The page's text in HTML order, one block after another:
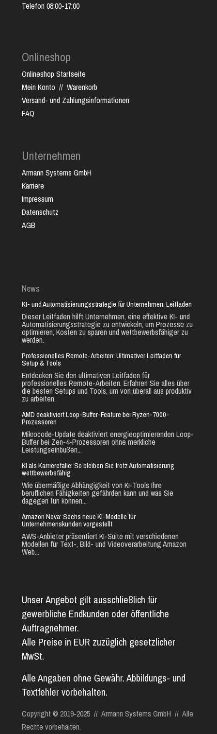
Telefon 08:00-17:00
Onlineshop
Onlineshop Startseite
Mein Konto // Warenkorb
Versand- und Zahlungsinformationen
FAQ
Unternehmen
Armann Systems GmbH
Karriere
Impressum
Datenschutz
AGB
News
KI- und Automatisierungsstrategie für Unternehmen: Leitfaden
Dieser Leitfaden hilft Unternehmen, eine effektive KI- und
Automatisierungsstrategie zu entwickeln, um Prozesse zu
optimieren, Kosten zu sparen und wettbewerbsfähiger zu
werden.
Professionelles Remote-Arbeiten: Ultimativer Leitfaden für
Setup & Tools
Entdecken Sie den ultimativen Leitfaden für
professionelles Remote-Arbeiten. Erfahren Sie alles über
die besten Setups und Tools, um von überall aus produktiv
zu arbeiten.
AMD deaktiviert Loop-Buffer-Feature bei Ryzen-7000-
Prozessoren
Mikrocode-Update deaktiviert energieoptimierenden Loop-
Buffer bei Zen-4-Prozessoren ohne merkliche
Leistungseinbußen...
KI als Karrierefalle: So bleiben Sie trotz Automatisierung
wettbewerbsfähig
Wie übermäßige Abhängigkeit von KI-Tools Ihre
beruflichen Fähigkeiten gefährden kann und was Sie
dagegen tun können...
Amazon Nova: Sechs neue KI-Modelle für
Unternehmenskunden vorgestellt
AWS-Anbieter präsentiert KI-Suite mit verschiedenen
Modellen für Text-, Bild- und Videoverarbeitung Amazon
Web...
Unser Angebot gilt ausschließlich für
gewerbliche Endkunden oder öffentliche
Auftragnehmer.
Alle Preise in EUR zuzüglich gesetzlicher
MwSt.
Alle Angaben ohne Gewähr. Abbildungs- und
Textfehler vorbehalten.
Copyright © 2019-2025 // Armann Systems GmbH // Alle
Rechte vorbehalten.